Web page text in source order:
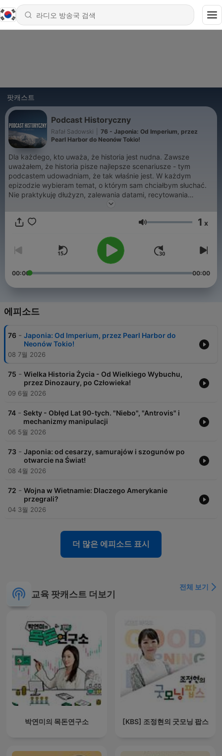
팟캐스트
Podcast Historyczny
Rafał Sadowski
76 - Japonia: Od Imperium, przez
Pearl Harbor do Neonów Tokio!
Dla każdego, kto uważa, że historia jest nudna. Zawsze
uważałem, że historia pisze najlepsze scenariusze - tym
podcastem udowadniam, że tak właśnie jest. W każdym
epizodzie wybieram temat, o którym sam chciałbym słuchać.
Nie praktykuję dłużyzn, zalewania datami, recytowania
음량 1 x
00:00 00:00
에피소드
76 - Japonia: Od Imperium, przez Pearl Harbor do
Neonów Tokio!
08 7월 2026
75 - Wielka Historia Życia - Od Wielkiego Wybuchu,
przez Dinozaury, po Człowieka!
09 6월 2026
74 - Sekty - Obłęd Lat 90-tych. "Niebo", "Antrovis" i
mechanizmy manipulacji
06 5월 2026
73 - Japonia: od cesarzy, samurajów i szogunów po
otwarcie na Świat!
08 4월 2026
72 - Wojna w Wietnamie: Dlaczego Amerykanie
przegrali?
04 3월 2026
더 많은 에피소드 표시
교육 팟캐스트 더보기
전체 보기
박연미의 목돈연구소 [KBS] 조정현의 굿모닝 팝스